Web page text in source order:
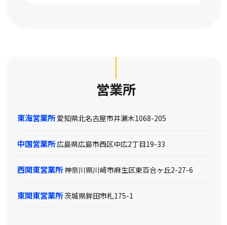
営業所
東海営業所 愛知県北名古屋市井瀬木1068-205
中国営業所 広島県広島市西区中広2丁目19-33
西関東営業所神奈川県川崎市麻生区東百合ヶ丘2-27-6
東関東営業所茨城県鉾田市札175-1